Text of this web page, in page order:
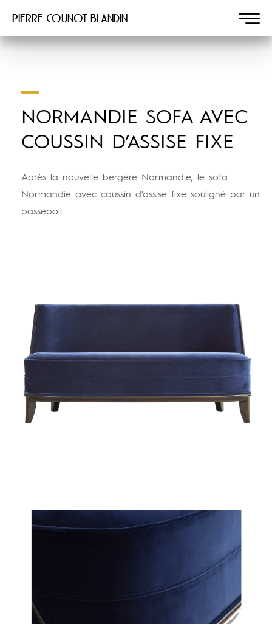
Pierre COUNOT BLANDIN
NORMANDIE SOFA AVEC
COUSSIN D’ASSISE FIXE
Après la nouvelle bergère Normandie, le sofa
Normandie avec coussin d'assise fixe souligné par un
passepoil.